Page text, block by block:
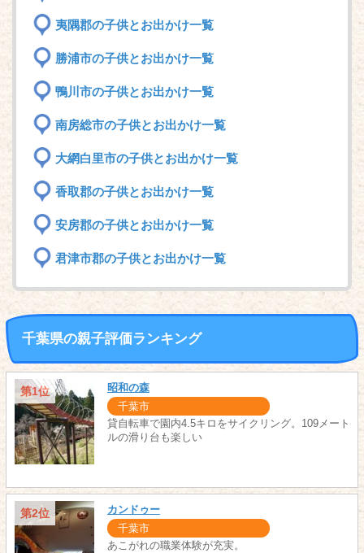
夷隅郡の子供とお出かけ一覧
勝浦市の子供とお出かけ一覧
鴨川市の子供とお出かけ一覧
南房総市の子供とお出かけ一覧
大網白里市の子供とお出かけ一覧
香取郡の子供とお出かけ一覧
安房郡の子供とお出かけ一覧
君津市郡の子供とお出かけ一覧
千葉県の親子評価ランキング
第1位 昭和の森
千葉市
貸自転車で園内4.5キロをサイクリング。109メート
ルの滑り台も楽しい
第2位 カンドゥー
千葉市
あこがれの職業体験が充実。